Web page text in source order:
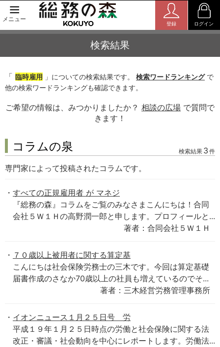
メニュー
登録 ログイン
検索結果
「 臨時雇用 」についての検索結果です。 検索ワードランキングで
他の検索ワードランキングも確認できます。
ご希望の情報は、みつかりましたか？ 相談の広場 で質問で
きます！
コラムの泉 検索結果 3 件
専門家によって投稿されたコラムです。
すべての正規雇用者 が マネジ
『総務の森』コラムをご覧のみなさまこんにちは！合同
会社５Ｗ１Ｈの高野潤一郎と申します。プロフィールと...
著者：合同会社５Ｗ１Ｈ
７０歳以上被用者に関する算定基
こんにちは社会保険労務士の三木です。今回は算定基礎
届書作成のさなか70歳以上の社員も増えているのでそ...
著者：三木経営労務管理事務所
イオンニュース１月２５日号 労
平成１９年１月２５日時点の労働と社会保険に関する法
改正・審議・社会動向を中心にレポートします。労働法...